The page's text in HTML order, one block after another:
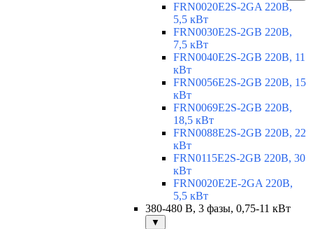
FRN0020E2S-2GA 220В,
5,5 кВт
FRN0030E2S-2GB 220В,
7,5 кВт
FRN0040E2S-2GB 220В, 11
кВт
FRN0056E2S-2GB 220В, 15
кВт
FRN0069E2S-2GB 220В,
18,5 кВт
FRN0088E2S-2GB 220В, 22
кВт
FRN0115E2S-2GB 220В, 30
кВт
FRN0020E2E-2GA 220В,
5,5 кВт
380-480 В, 3 фазы, 0,75-11 кВт
▼